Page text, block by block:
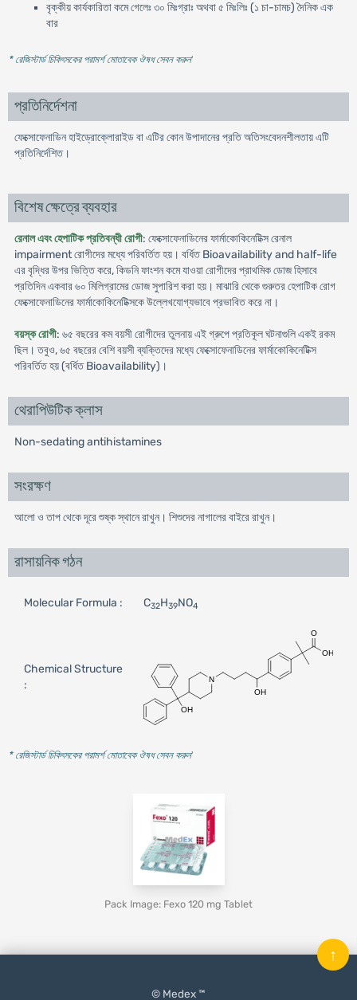
বৃক্কীয় কার্যকারিতা কমে গেলেঃ ৩০ মিঃগ্রাঃ অথবা ৫ মিঃলিঃ (১ চা-চামচ) দৈনিক এক
বার
* রেজিস্টার্ড চিকিৎসকের পরামর্শ মোতাবেক ঔষধ সেবন করুন'
প্রতিনির্দেশনা
ফেক্সোফেনাডিন হাইড্রোক্লোরাইড বা এটির কোন উপাদানের প্রতি অতিসংবেদনশীলতায় এটি
প্রতিনির্দেশিত।
বিশেষ ক্ষেত্রে ব্যবহার
রেনাল এবং হেপাটিক প্রতিবন্ধী রোগী: ফেক্সোফেনাডিনের ফার্মাকোকিনেটিক্স রেনাল
impairment রোগীদের মধ্যে পরিবর্তিত হয়। বর্ধিত Bioavailability and half-life
এর বৃদ্ধির উপর ভিত্তি করে, কিডনি ফাংশন কমে যাওয়া রোগীদের প্রাথমিক ডোজ হিসাবে
প্রতিদিন একবার ৬০ মিলিগ্রামের ডোজ সুপারিশ করা হয়। মাঝারি থেকে গুরুতর হেপাটিক রোগ
ফেক্সোফেনাডিনের ফার্মাকোকিনেটিক্সকে উল্লেখযোগ্যভাবে প্রভাবিত করে না।
বয়স্ক রোগী: ৬৫ বছরের কম বয়সী রোগীদের তুলনায় এই গ্রুপে প্রতিকূল ঘটনাগুলি একই রকম
ছিল। তবুও, ৬৫ বছরের বেশি বয়সী ব্যক্তিদের মধ্যে ফেক্সোফেনাডিনের ফার্মাকোকিনেটিক্স
পরিবর্তিত হয় (বর্ধিত Bioavailability)।
থেরাপিউটিক ক্লাস
Non-sedating antihistamines
সংরক্ষণ
আলো ও তাপ থেকে দূরে শুষ্ক স্থানে রাখুন। শিশুদের নাগালের বাইরে রাখুন।
রাসায়নিক গঠন
Molecular Formula : C32H39NO4
Chemical Structure
:
* রেজিস্টার্ড চিকিৎসকের পরামর্শ মোতাবেক ঔষধ সেবন করুন'
Pack Image: Fexo 120 mg Tablet
© Medex ™
↑